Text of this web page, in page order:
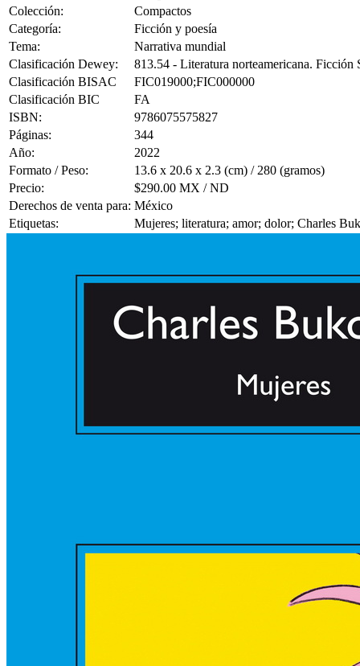
Colección:
Compactos
Categoría:
Ficción y poesía
Tema:
Narrativa mundial
Clasificación Dewey:
813.54 - Literatura norteamericana.
Clasificación BISAC
FIC019000;FIC000000
Clasificación BIC
FA
ISBN:
9786075575827
Páginas:
344
Año:
2022
Formato / Peso:
13.6 x 20.6 x 2.3 (cm) / 280 (gramos)
Precio:
$290.00 MX / ND
Derechos de venta para: México
Etiquetas:
Mujeres; literatura; amor; dolor; Charles